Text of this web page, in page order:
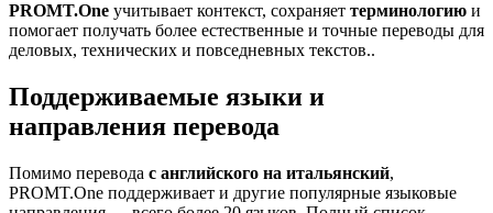
PROMT.One учитывает контекст, сохраняет терминологию и
помогает получать более естественные и точные переводы для
деловых, технических и повседневных текстов..
Поддерживаемые языки и
направления перевода
Помимо перевода с английского на итальянский,
PROMT.One поддерживает и другие популярные языковые